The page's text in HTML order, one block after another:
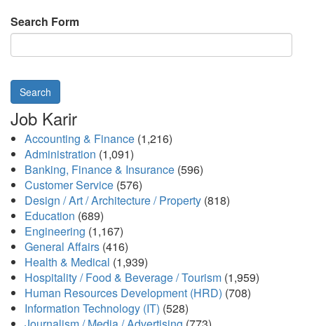
Search Form
Search
Job Karir
Accounting & Finance (1,216)
Administration (1,091)
Banking, Finance & Insurance (596)
Customer Service (576)
Design / Art / Architecture / Property (818)
Education (689)
Engineering (1,167)
General Affairs (416)
Health & Medical (1,939)
Hospitality / Food & Beverage / Tourism (1,959)
Human Resources Development (HRD) (708)
Information Technology (IT) (528)